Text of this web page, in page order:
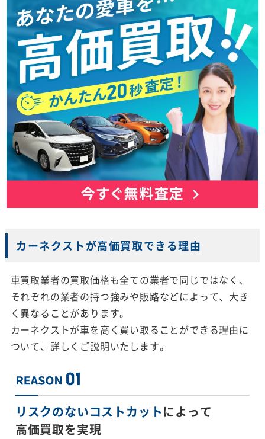
カーネクストが高価買取できる理由
車買取業者の買取価格も全ての業者で同じではなく、
それぞれの業者の持つ強みや販路などによって、大き
く異なることがあります。
カーネクストが車を高く買い取ることができる理由に
ついて、詳しくご説明いたします。
リスクのないコストカットによって
高価買取を実現